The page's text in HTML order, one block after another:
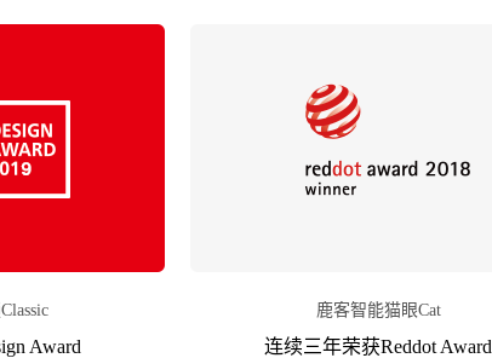
Award
鹿客智能猫眼Cat
连续三年荣获Reddot Award